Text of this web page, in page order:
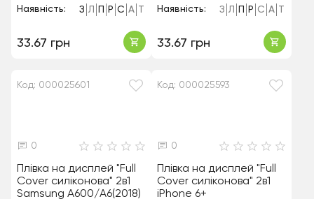
Наявність: З Л П Р С А
33.67 грн
Наявність: З Л П Р С А
33.67 грн
Код: 000025601
0
Плівка на дисплей "Full
Cover силіконова" 2в1
Samsung A600/A6(2018)
Код: 000025593
0
Плівка на дисплей "Full
Cover силіконова" 2в1
iPhone 6+